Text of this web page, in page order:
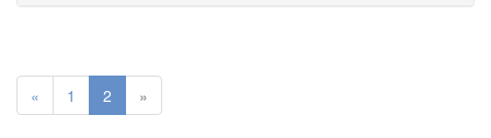
« 1 2 »